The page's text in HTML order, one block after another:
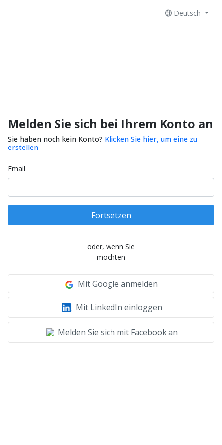
Deutsch
Melden Sie sich bei Ihrem Konto an
Sie haben noch kein Konto? Klicken Sie hier, um eine zu
erstellen
Email
Fortsetzen
oder, wenn Sie
möchten
Mit Google anmelden
Mit LinkedIn einloggen
Melden Sie sich mit Facebook an